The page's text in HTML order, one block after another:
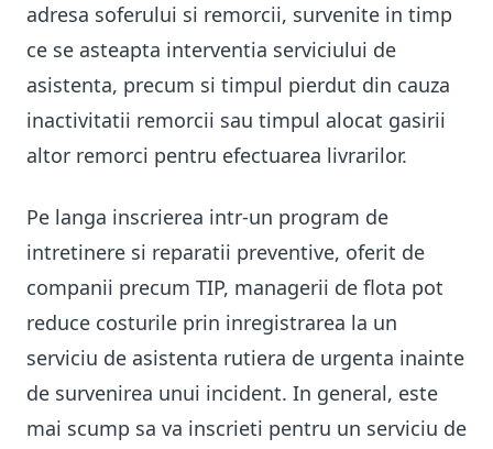
adresa soferului si remorcii, survenite in timp
ce se asteapta interventia serviciului de
asistenta, precum si timpul pierdut din cauza
inactivitatii remorcii sau timpul alocat gasirii
altor remorci pentru efectuarea livrarilor.
Pe langa inscrierea intr-un program de
intretinere si reparatii preventive, oferit de
companii precum TIP, managerii de flota pot
reduce costurile prin inregistrarea la un
serviciu de asistenta rutiera de urgenta inainte
de survenirea unui incident. In general, este
mai scump sa va inscrieti pentru un serviciu de